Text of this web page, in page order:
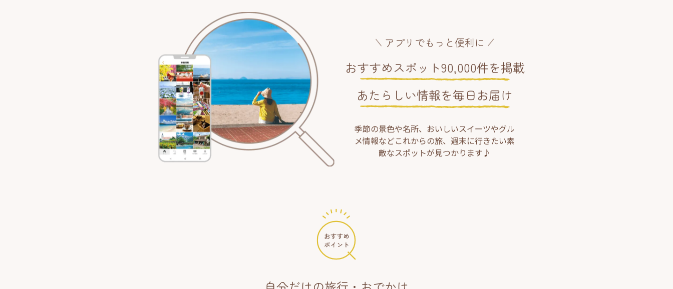
アプリでもっと便利に
おすすめスポット90,000件を掲載
あたらしい情報を毎日お届け
季節の景色や名所、おいしいスイーツやグル
メ情報などこれからの旅、週末に行きたい素
敵なスポットが見つかります♪